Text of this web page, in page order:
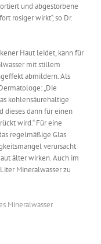
und abgestorbene
rosiger wirkt“, so Dr.
Haut leidet, kann für
mit stillem
abmildern. Als
„Die
kohlensäurehaltige
dieses dann für einen
wird.“ Für eine
regelmäßige Glas
verursacht
älter wirken. Auch im
Mineralwasser zu
Mineralwasser